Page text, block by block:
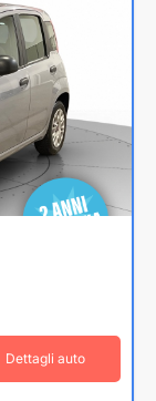
Dettagli auto